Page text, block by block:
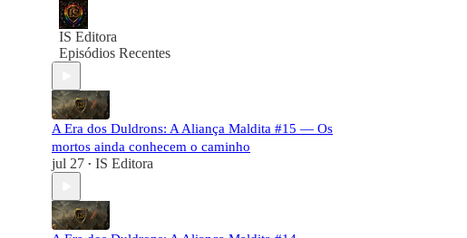
IS Editora
Episódios Recentes
A Era dos Duldrons: A Aliança Maldita #15 — Os
mortos ainda conhecem o caminho
jul 27 • IS Editora